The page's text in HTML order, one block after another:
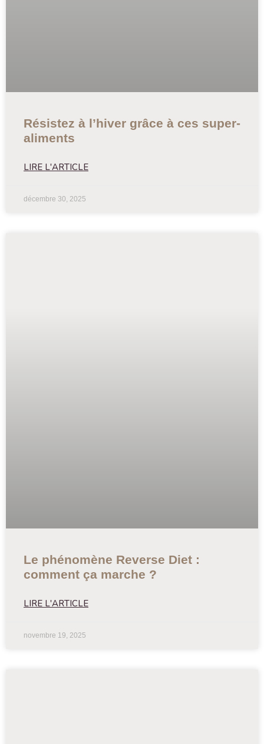
Résistez à l’hiver grâce à ces super-
aliments
LIRE L'ARTICLE
décembre 30, 2025
Le phénomène Reverse Diet :
comment ça marche ?
LIRE L'ARTICLE
novembre 19, 2025